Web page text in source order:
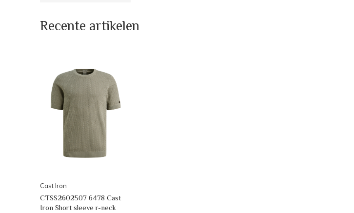
Recente artikelen
Cast Iron
CTSS2602507 6478 Cast
Iron Short sleeve r-neck